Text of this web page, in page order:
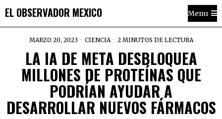
EL OBSERVADOR MEXICO Menu
MARZO 20, 2023 CIENCIA 2 MINUTOS DE LECTURA
LA IA DE META DESBLOQUEA
MILLONES DE PROTEÍNAS QUE
PODRÍAN AYUDAR A
DESARROLLAR NUEVOS FÁRMACOS